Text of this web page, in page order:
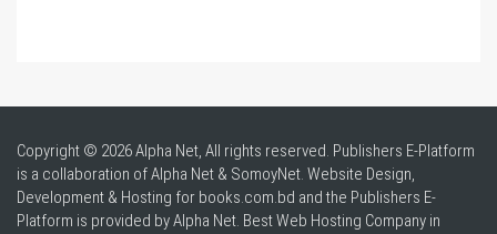
Copyright © 2026 Alpha Net, All rights reserved. Publishers E-Platform
is a collaboration of Alpha Net & SomoyNet. Website Design,
Development & Hosting for books.com.bd and the Publishers E-
Platform is provided by Alpha Net. BestWeb Hosting Company in